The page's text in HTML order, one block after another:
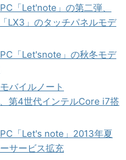
「Let'note」の第二弾、
LX3」のタッチパネルモデ
「Let'snote」の秋冬モデ
バイルノート
第4世代インテルCore i7搭
「Let's note」2013年夏
サービス拡充